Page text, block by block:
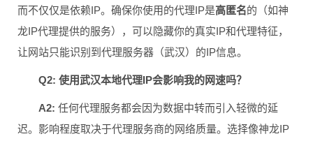
而不仅仅是依赖IP。确保你使用的代理IP是高匿名的（如神
龙IP代理提供的服务），可以隐藏你的真实IP和代理特征，
让网站只能识别到代理服务器（武汉）的IP信息。
Q2: 使用武汉本地代理IP会影响我的网速吗？
A2: 任何代理服务都会因为数据中转而引入轻微的延
迟。影响程度取决于代理服务商的网络质量。选择像神龙IP